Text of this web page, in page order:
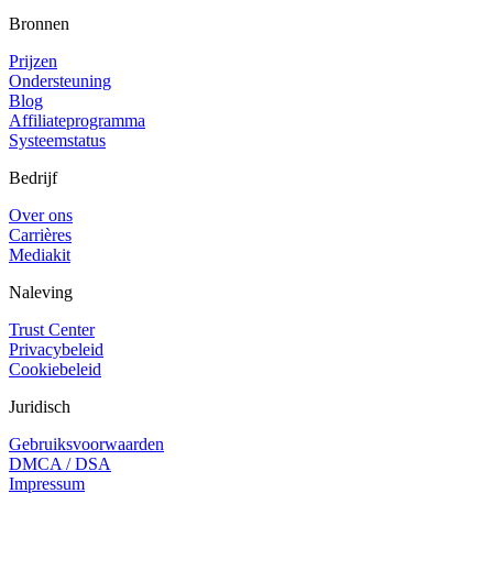
Bronnen
Prijzen
Ondersteuning
Blog
Affiliateprogramma
Systeemstatus
Bedrijf
Over ons
Carrières
Mediakit
Naleving
Trust Center
Privacybeleid
Cookiebeleid
Juridisch
Gebruiksvoorwaarden
DMCA / DSA
Impressum